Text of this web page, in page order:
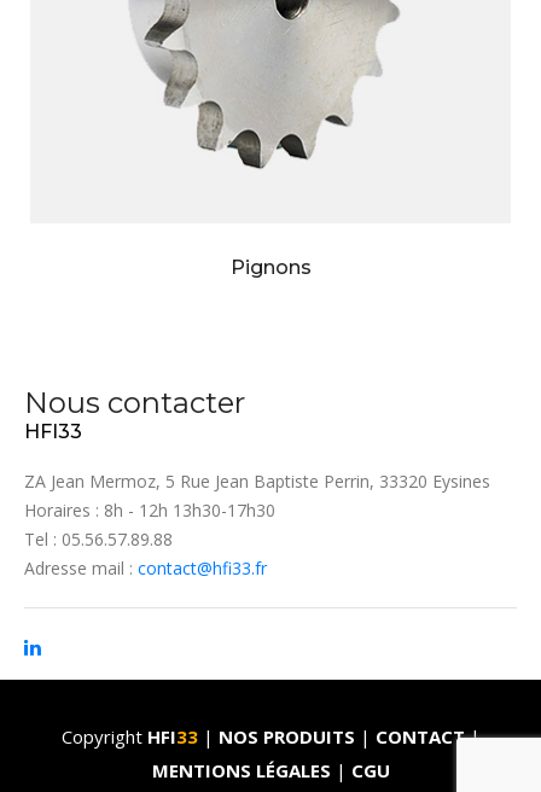
Pignons
Nous contacter
HFI33
ZA Jean Mermoz, 5 Rue Jean Baptiste Perrin, 33320 Eysines
Horaires : 8h - 12h 13h30-17h30
Tel : 05.56.57.89.88
Adresse mail : contact@hfi33.fr
Copyright HFI33 | NOS PRODUITS | CONTACT|
MENTIONS LÉGALES | CGU